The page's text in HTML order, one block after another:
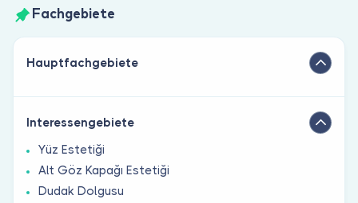
Fachgebiete
Hauptfachgebiete
Interessengebiete
Yüz Estetiği
Alt Göz Kapağı Estetiği
Dudak Dolgusu